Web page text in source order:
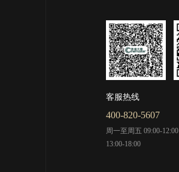
客服热线
400-820-5607
周一至周五 09:00-12:00
13:00-18:00